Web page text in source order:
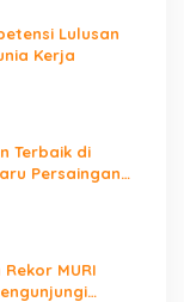
Lulusan
Kerja
Terbaik di
Persaingan
MURI